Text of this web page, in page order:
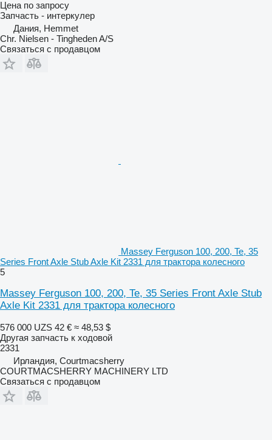
Цена по запросу
Запчасть - интеркулер
Дания, Hemmet
Chr. Nielsen - Tingheden A/S
Связаться с продавцом
Massey Ferguson 100, 200, Te, 35
Series Front Axle Stub Axle Kit 2331 для трактора колесного
5
Massey Ferguson 100, 200, Te, 35 Series Front Axle Stub
Axle Kit 2331 для трактора колесного
576 000 UZS 42 € ≈ 48,53 $
Другая запчасть к ходовой
2331
Ирландия, Courtmacsherry
COURTMACSHERRY MACHINERY LTD
Связаться с продавцом